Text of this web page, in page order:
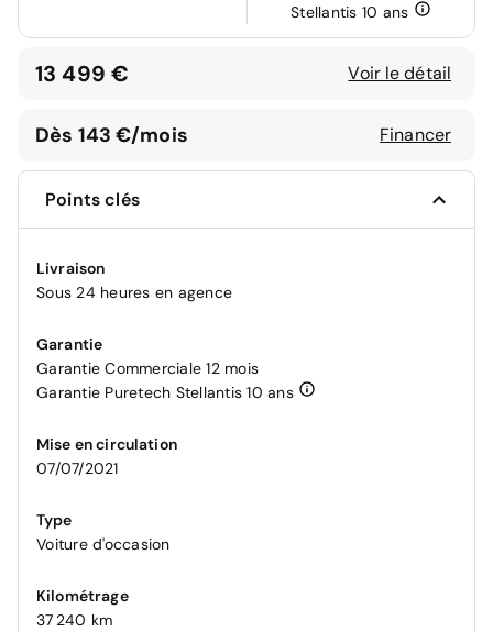
Stellantis 10 ans
13 499 € Voir le détail
Dès 143 €/mois Financer
Points clés
Livraison
Sous 24 heures en agence
Garantie
Garantie Commerciale 12 mois
Garantie Puretech Stellantis 10 ans
Mise en circulation
07/07/2021
Type
Voiture d'occasion
Kilométrage
37 240 km